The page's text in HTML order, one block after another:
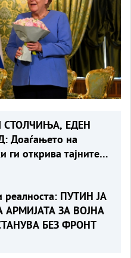
СТОЛЧИЊА, ЕДЕН
Доаѓањето на
ги открива тајните
реалноста: ПУТИН ЈА
АРМИЈАТА ЗА ВОЈНА
БЕЗ ФРОНТ